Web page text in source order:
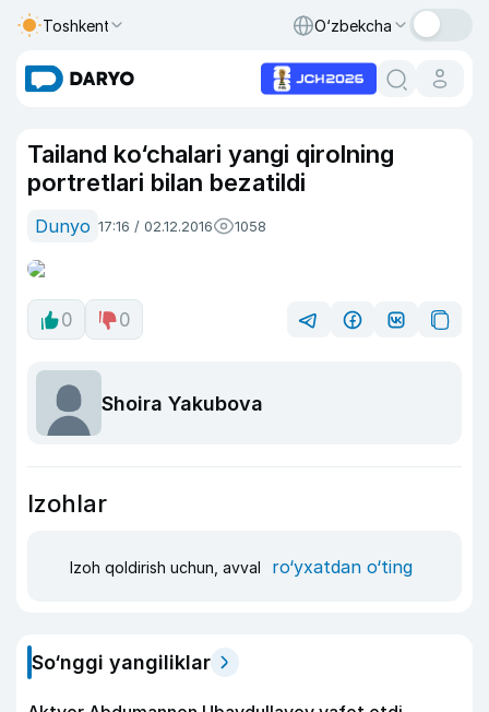
Toshkent O‘zbekcha
Tailand ko‘chalari yangi qirolning
portretlari bilan bezatildi
Dunyo 17:16 / 02.12.2016 1058
0 0
Shoira Yakubova
Izohlar
Izoh qoldirish uchun, avval ro‘yxatdan o‘ting
So‘nggi yangiliklar